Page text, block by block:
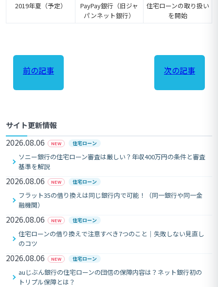
2019年夏（予定）
PayPay銀行（旧ジャ
パンネット銀行）
住宅ローンの取り扱い
を開始
前の記事 次の記事
サイト更新情報
2026.08.06 NEW 住宅ローン
ソニー銀行の住宅ローン審査は厳しい？年収400万円の条件と審査
基準を解説
2026.08.06 NEW 住宅ローン
フラット35の借り換えは同じ銀行内で可能！（同一銀行や同一金
融機関）
2026.08.06 NEW 住宅ローン
住宅ローンの借り換えで注意すべき7つのこと｜失敗しない見直し
のコツ
2026.08.06 NEW 住宅ローン
auじぶん銀行の住宅ローンの団信の保障内容は？ネット銀行初の
トリプル保障とは？